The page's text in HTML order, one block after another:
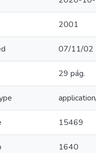
2001
07/11/02
29 pág.
15469
1640